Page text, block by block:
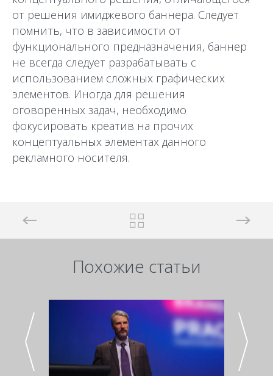
от решения имиджевого баннера. Следует
помнить, что в зависимости от
функционального предназначения, баннер
не всегда следует разрабатывать с
использованием сложных графических
элементов. Иногда для решения
оговоренных задач, необходимо
фокусировать креатив на прочих
концептуальных элементах данного
рекламного носителя.
Похожие статьи